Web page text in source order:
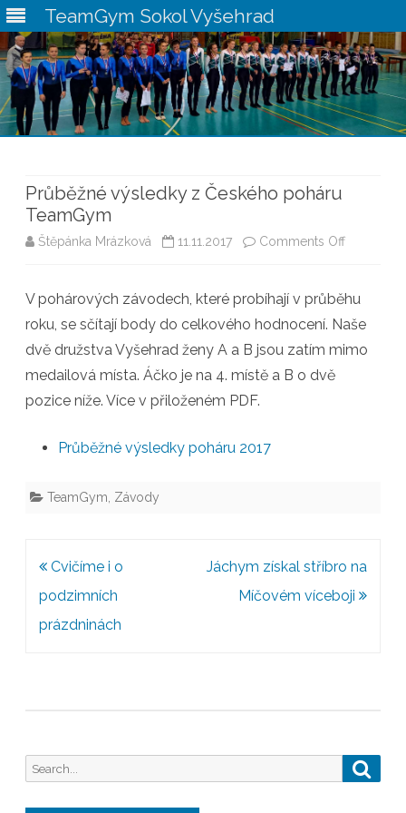
TeamGym Sokol Vyšehrad
Průběžné výsledky z Českého poháru
TeamGym
Štěpánka Mrázková 11.11.2017 Comments Offon
výsledky
V pohárových závodech, které probíhají v průběhu
roku, se sčítají body do celkového hodnocení. Naše
dvě družstva Vyšehrad ženy A a B jsou zatím mimo
medailová místa. Áčko je na 4. místě a B o dvě
pozice níže. Více v přiloženém PDF.
Průběžné výsledky poháru 2017
TeamGym Závody
Post
navigation
Cvičíme i o
podzimních
prázdninách
Jáchym získal stříbro na
Míčovém víceboji
Search
for: